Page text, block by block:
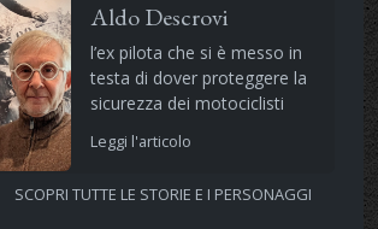
Aldo Descrovi
l’ex pilota che si è messo in
testa di dover proteggere la
sicurezza dei motociclisti
Leggi l'articolo
SCOPRI TUTTE LE STORIE E I PERSONAGGI